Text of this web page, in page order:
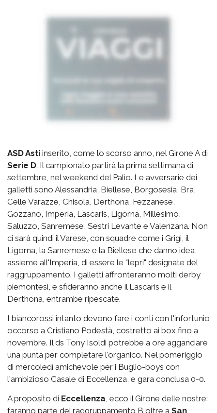
ASD Asti inserito, come lo scorso anno, nel Girone A di
Serie D. Il campionato partirà la prima settimana di
settembre, nel weekend del Palio. Le avversarie dei
galletti sono Alessandria, Biellese, Borgosesia, Bra,
Celle Varazze, Chisola, Derthona, Fezzanese,
Gozzano, Imperia, Lascaris, Ligorna, Millesimo,
Saluzzo, Sanremese, Sestri Levante e Valenzana. Non
ci sarà quindi il Varese, con squadre come i Grigi, il
Ligorna, la Sanremese e la Biellese che danno idea,
assieme all'Imperia, di essere le "lepri" designate del
raggruppamento. I galletti affronteranno molti derby
piemontesi, e sfideranno anche il Lascaris e il
Derthona, entrambe ripescate.
I biancorossi intanto devono fare i conti con l'infortunio
occorso a Cristiano Podestà, costretto ai box fino a
novembre. Il ds Tony Isoldi potrebbe a ore agganciare
una punta per completare l'organico. Nel pomeriggio
di mercoledì amichevole per i Buglio-boys con
l'ambizioso Casale di Eccellenza, e gara conclusa 0-0.
A proposito di Eccellenza , ecco il Girone delle nostre:
faranno parte del raggruppamento B oltre a San